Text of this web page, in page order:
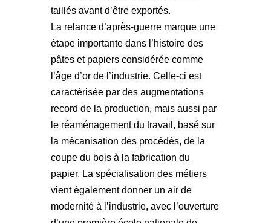
taillés avant d’être exportés.
La relance d’après-guerre marque une
étape importante dans l’histoire des
pâtes et papiers considérée comme
l’âge d’or de l’industrie. Celle-ci est
caractérisée par des augmentations
record de la production, mais aussi par
le réaménagement du travail, basé sur
la mécanisation des procédés, de la
coupe du bois à la fabrication du
papier. La spécialisation des métiers
vient également donner un air de
modernité à l’industrie, avec l’ouverture